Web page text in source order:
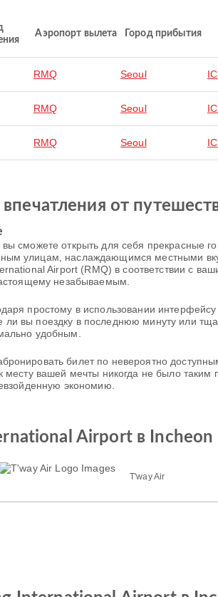
Аэропорт вылета Город прибытия
RMQ Seoul
RMQ Seoul
RMQ Seoul
от
сможете открыть для себя прекрасные
улицам, наслаждающимся местными
Airport (RMQ) в соответствии с
незабываемым.
простому в использовании
вы поездку в последнюю минуту или
удобным.
билет по невероятно
вашей мечты никогда не было
экономию.
Airport в
T'way Air